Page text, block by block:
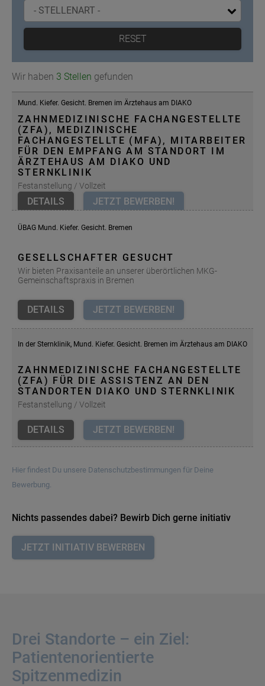
RESET
Wir haben 3 Stellen gefunden
ZAHNMEDIZINISCHE FACHANGESTELLTE
(ZFA), MEDIZINISCHE
FACHANGESTELLTE (MFA), MITARBEITER
FÜR DEN EMPFANG AM STANDORT IM
ÄRZTEHAUS AM DIAKO UND
STERNKLINIK
Festanstellung / Vollzeit
Mund. Kiefer. Gesicht. Bremen im Ärztehaus am DIAKO
DETAILS JETZT BEWERBEN!
GESELLSCHAFTER GESUCHT
Wir bieten Praxisanteile an unserer überörtlichen MKG-
Gemeinschaftspraxis in Bremen
ÜBAG Mund. Kiefer. Gesicht. Bremen
DETAILS JETZT BEWERBEN!
ZAHNMEDIZINISCHE FACHANGESTELLTE
(ZFA) FÜR DIE ASSISTENZ AN DEN
STANDORTEN DIAKO UND STERNKLINIK
Festanstellung / Vollzeit
In der Sternklinik, Mund. Kiefer. Gesicht. Bremen im Ärztehaus am DIAKO
DETAILS JETZT BEWERBEN!
Hier findest Du unsere Datenschutzbestimmungen für Deine
Bewerbung.
Nichts passendes dabei? Bewirb Dich gerne initiativ
JETZT INITIATIV BEWERBEN
Drei Standorte – ein Ziel:
Patientenorientierte
Spitzenmedizin